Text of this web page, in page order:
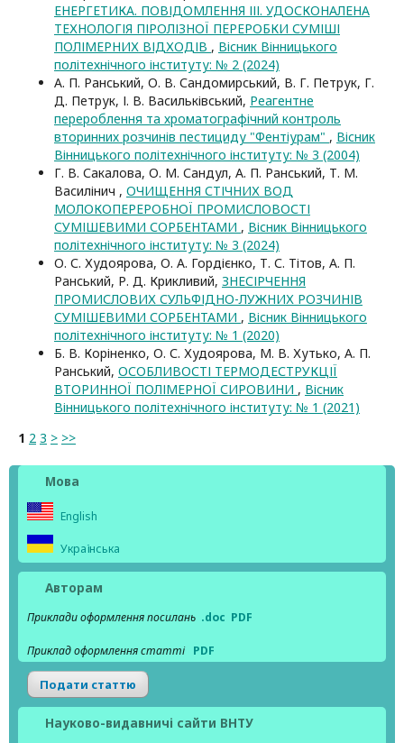
ЕНЕРГЕТИКА. ПОВІДОМЛЕННЯ ІІІ. УДОСКОНАЛЕНА
ТЕХНОЛОГІЯ ПІРОЛІЗНОЇ ПЕРЕРОБКИ СУМІШІ
ПОЛІМЕРНИХ ВІДХОДІВ , Вісник Вінницького
політехнічного інституту: № 2 (2024)
А. П. Ранський, О. В. Сандомирський, В. Г. Петрук, Г.
Д. Петрук, І. В. Васильківський, Реагентне
перероблення та хроматографічний контроль
вторинних розчинів пестициду "Фентіурам" , Вісник
Вінницького політехнічного інституту: № 3 (2004)
Г. В. Сакалова, О. М. Сандул, А. П. Ранський, Т. М.
Василінич , ОЧИЩЕННЯ СТІЧНИХ ВОД
МОЛОКОПЕРЕРОБНОЇ ПРОМИСЛОВОСТІ
СУМІШЕВИМИ СОРБЕНТАМИ , Вісник Вінницького
політехнічного інституту: № 3 (2024)
О. С. Худоярова, О. А. Гордієнко, Т. С. Тітов, А. П.
Ранський, Р. Д. Крикливий, ЗНЕСІРЧЕННЯ
ПРОМИСЛОВИХ СУЛЬФІДНО-ЛУЖНИХ РОЗЧИНІВ
СУМІШЕВИМИ СОРБЕНТАМИ , Вісник Вінницького
політехнічного інституту: № 1 (2020)
Б. В. Коріненко, О. С. Худоярова, М. В. Хутько, А. П.
Ранський, ОСОБЛИВОСТІ ТЕРМОДЕСТРУКЦІЇ
ВТОРИННОЇ ПОЛІМЕРНОЇ СИРОВИНИ , Вісник
Вінницького політехнічного інституту: № 1 (2021)
1 2 3 > >>
Мова
English
Українська
Авторам
Приклади оформлення посилань .doc PDF
Приклад оформлення статті PDF
Подати статтю
Науково-видавничі сайти ВНТУ